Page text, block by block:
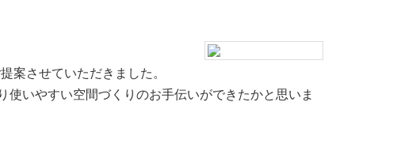
案させていただきました。
いやすい空間づくりのお手伝いができたかと思いま